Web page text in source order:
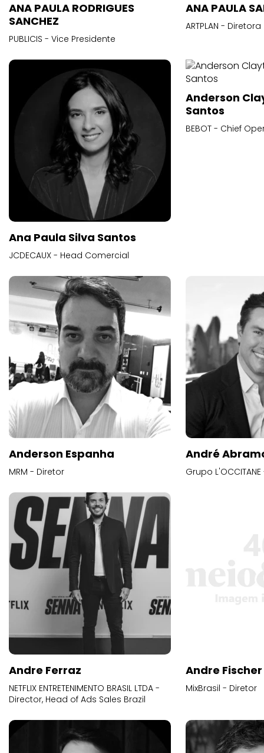
ANA PAULA RODRIGUES
SANCHEZ
PUBLICIS - Vice Presidente
ANA PAULA
ARTPLAN -
Ana Paula Silva Santos
JCDECAUX - Head Comercial
Anderson
Santos
BEBOT - Chief
Anderson Espanha
MRM - Diretor
André
Grupo
Andre Ferraz
NETFLIX ENTRETENIMENTO BRASIL LTDA -
Director, Head of Ads Sales Brazil
Andre Fischer
MixBrasil - Diretor